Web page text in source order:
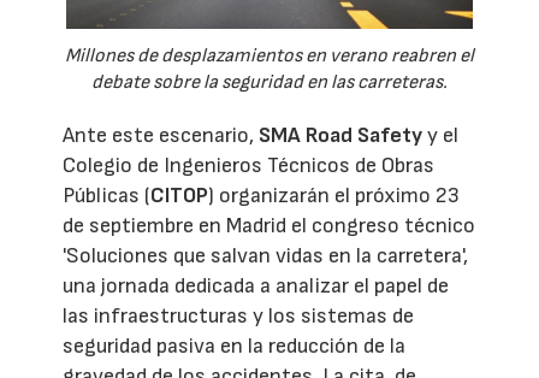
Millones de desplazamientos en verano reabren el
debate sobre la seguridad en las carreteras.
Ante este escenario, SMA Road Safetyy el
Colegio de Ingenieros Técnicos de Obras
Públicas (CITOP) organizarán el próximo 23
de septiembre en Madrid el congreso técnico
'Soluciones que salvan vidas en la carretera',
una jornada dedicada a analizar el papel de
las infraestructuras y los sistemas de
seguridad pasiva en la reducción de la